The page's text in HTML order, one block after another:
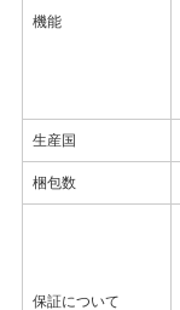
機能
生産国
梱包数
保証について